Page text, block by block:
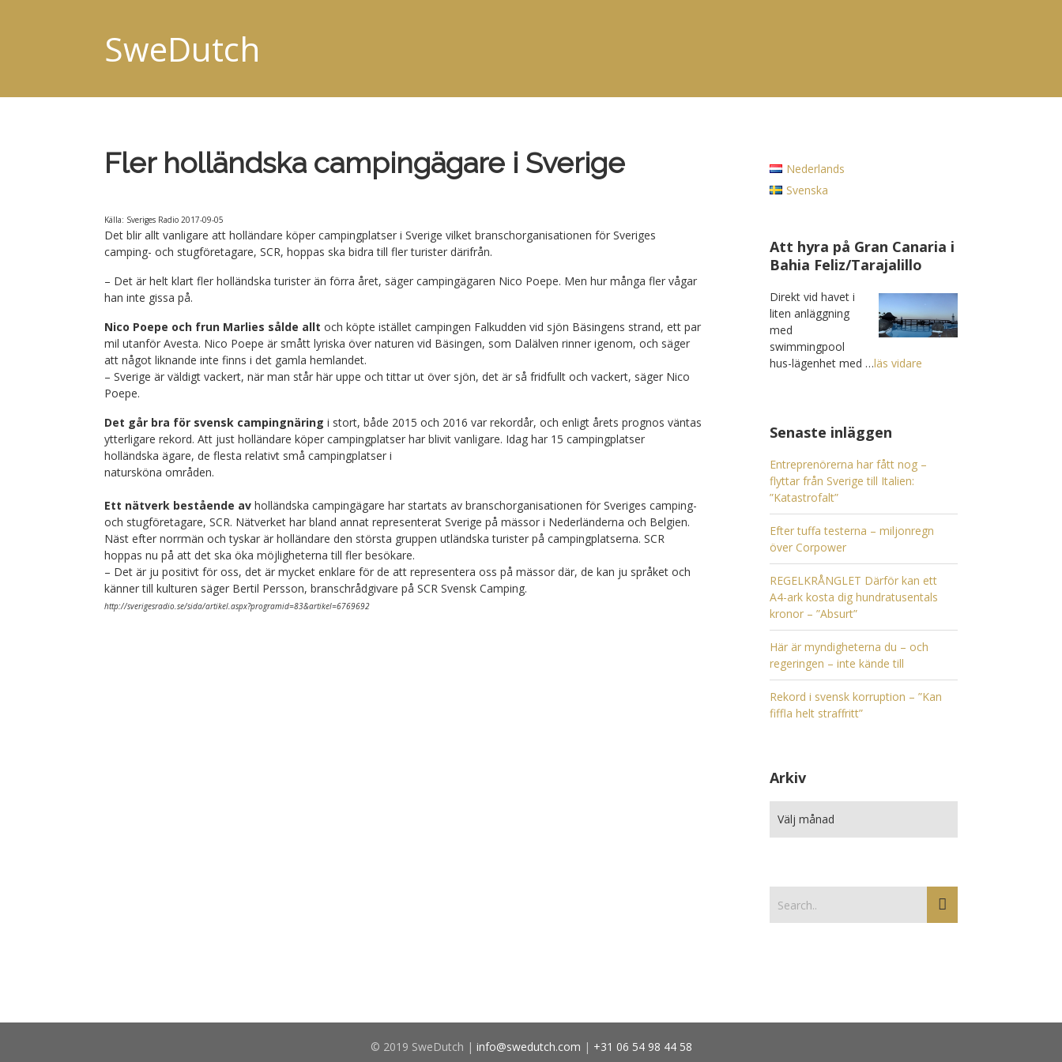
SweDutch
Fler holländska campingägare i Sverige
Källa: Sveriges Radio 2017-09-05
Det blir allt vanligare att holländare köper campingplatser i Sverige vilket branschorganisationen för Sveriges
camping- och stugföretagare, SCR, hoppas ska bidra till fler turister därifrån.
– Det är helt klart fler holländska turister än förra året, säger campingägaren Nico Poepe. Men hur många fler vågar
han inte gissa på.
Nico Poepe och frun Marlies sålde allt och köpte istället campingen Falkudden vid sjön Bäsingens strand, ett par
mil utanför Avesta. Nico Poepe är smått lyriska över naturen vid Bäsingen, som Dalälven rinner igenom, och säger
att något liknande inte finns i det gamla hemlandet.
– Sverige är väldigt vackert, när man står här uppe och tittar ut över sjön, det är så fridfullt och vackert, säger Nico
Poepe.
Det går bra för svensk campingnäring i stort, både 2015 och 2016 var rekordår, och enligt årets prognos väntas
ytterligare rekord. Att just holländare köper campingplatser har blivit vanligare. Idag har 15 campingplatser
holländska ägare, de flesta relativt små campingplatser i
natursköna områden.
Ett nätverk bestående av holländska campingägare har startats av branschorganisationen för Sveriges camping-
och stugföretagare, SCR. Nätverket har bland annat representerat Sverige på mässor i Nederländerna och Belgien.
Näst efter norrmän och tyskar är holländare den största gruppen utländska turister på campingplatserna. SCR
hoppas nu på att det ska öka möjligheterna till fler besökare.
– Det är ju positivt för oss, det är mycket enklare för de att representera oss på mässor där, de kan ju språket och
känner till kulturen säger Bertil Persson, branschrådgivare på SCR Svensk Camping.
http://sverigesradio.se/sida/artikel.aspx?programid=83&artikel=6769692
Nederlands
Svenska
Att hyra på Gran Canaria i
Bahia Feliz/Tarajalillo
Direkt vid havet i
liten anläggning
med
swimmingpool
hus-lägenhet med …läs vidare
Senaste inläggen
Entreprenörerna har fått nog –
flyttar från Sverige till Italien:
”Katastrofalt”
Efter tuffa testerna – miljonregn
över Corpower
REGELKRÅNGLET Därför kan ett
A4-ark kosta dig hundratusentals
kronor – ”Absurt”
Här är myndigheterna du – och
regeringen – inte kände till
Rekord i svensk korruption – ”Kan
fiffla helt straffritt”
Arkiv
© 2019 SweDutch | info@swedutch.com | +31 06 54 98 44 58